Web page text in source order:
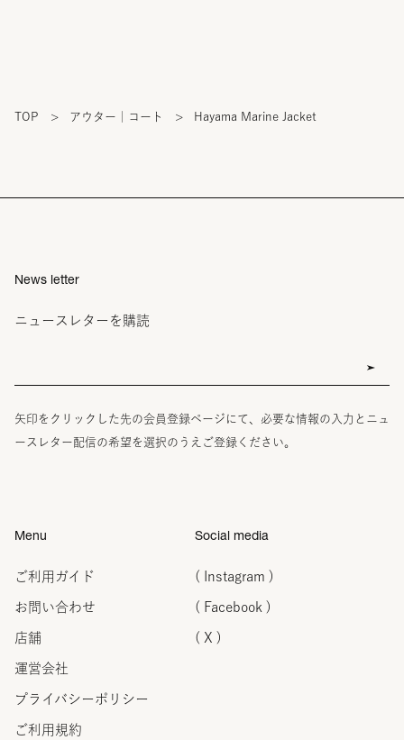
TOP > アウター｜コート > Hayama Marine Jacket
News letter
ニュースレターを購読
矢印をクリックした先の会員登録ページにて、必要な情報の入力とニュ
ースレター配信の希望を選択のうえご登録ください。
Menu
ご利用ガイド
お問い合わせ
店舗
運営会社
プライバシーポリシー
ご利用規約
Social media
( Instagram )
( Facebook )
( X )